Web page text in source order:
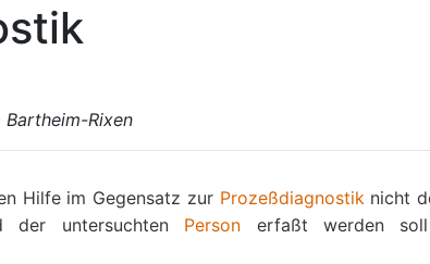
Bartheim-Rixen
Hilfe im Gegensatz zur Prozeßdiagnostiknicht
der untersuchten Person erfaßt werden